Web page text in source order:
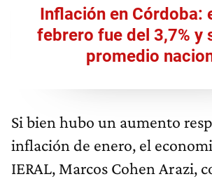
Inflación en Córdoba:
febrero fue del 3,7% y
promedio
Si bien hubo un aumento
inflación de enero, el
IERAL, Marcos Cohen Arazi,